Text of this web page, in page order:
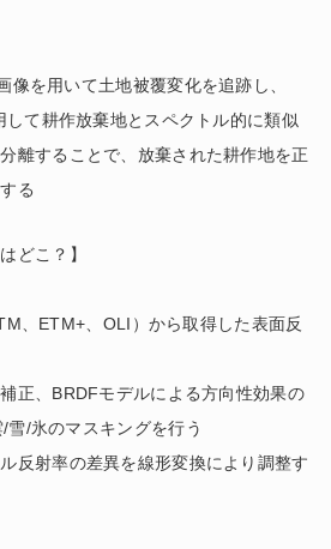
像を用いて土地被覆変化を追跡し、
して耕作放棄地とスペクトル的に類似
離することで、放棄された耕作地を正
る
どこ？】
、ETM+、OLI）から取得した表面反
正、BRDFモデルによる方向性効果の
/氷のマスキングを行う
反射率の差異を線形変換により調整す